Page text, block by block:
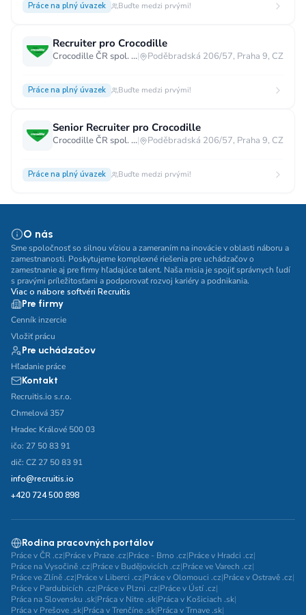
Práce na plný úvazek Buďte medzi prvými!
Recruiter pro Crocodille
Crocodille ČR spol. s.r.o.| Poděbradská 206/57, Praha 9, CZ
Práce na plný úvazek Buďte medzi prvými!
Senior Recruiter pro Crocodille
Crocodille ČR spol. s.r.o.| Poděbradská 206/57, Praha 9, CZ
Práce na plný úvazek Buďte medzi prvými!
O nás
Sme spoločnosť so silnou víziou a zameraním na inovácie v oblasti náboru a
zamestnanosti. Poskytujeme komplexné riešenia pre uchádzačov o
zamestnanie aj pre firmy hľadajúce talent. Naša misia je spojiť správnych ľudí
s pravými príležitosťami a podporovať rozvoj kariéry a podnikania.
Viac o nábore softvéri Recruitis
Pre firmy
Cenník inzercie
Vložiť prácu
Pre uchádzačov
Hľadanie práce
Kontakt
Recruitis.io s.r.o.
Chmelová 357
Hradec Králové 500 03
ičo: 27 50 83 91
dič: CZ 27 50 83 91
info@recruitis.io
+420 724 500 898
Rodina pracovných portálov
Práce v ČR .cz|Práce v Praze .cz|Práce - Brno .cz|Práce v Hradci .cz|
Práce na Vysočině .cz|Práce v Budějovicích .cz|Práce ve Varech .cz|
Práce ve Zlíně .cz|Práce v Liberci .cz|Práce v Olomouci .cz|Práce v Ostravě .cz|
Práce v Pardubicích .cz|Práce v Plzni .cz|Práce v Ústí .cz|
Práca na Slovensku .sk|Práca v Nitre .sk|Práca v Košiciach .sk|
Práca v Prešove .sk|Práca v Trenčíne .sk|Práca v Trnave .sk|